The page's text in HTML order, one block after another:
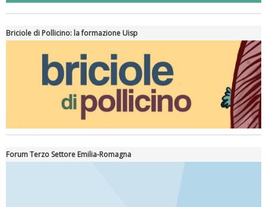
Briciole di Pollicino: la formazione Uisp
Forum Terzo Settore Emilia-Romagna